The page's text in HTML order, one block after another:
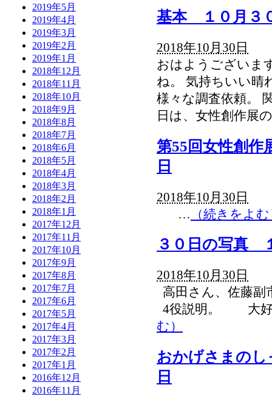
2019年5月
2019年4月
2019年3月
2019年2月
2019年1月
2018年12月
2018年11月
2018年10月
2018年9月
2018年8月
2018年7月
2018年6月
2018年5月
2018年4月
2018年3月
2018年2月
2018年1月
2017年12月
2017年11月
2017年10月
2017年9月
2017年8月
2017年7月
2017年6月
2017年5月
2017年4月
2017年3月
2017年2月
2017年1月
2016年12月
2016年11月
基本 １０月３
2018年10月30日
おはようございま
ね。 気持ちいい晴
様々な調査依頼。
日は、女性創作展
第55回女性創
日
2018年10月30日
… （続きをよ
３０日の写真
2018年10月30日
高田さん、佐藤
4役説明。 大好
む）
おかげさまの
日